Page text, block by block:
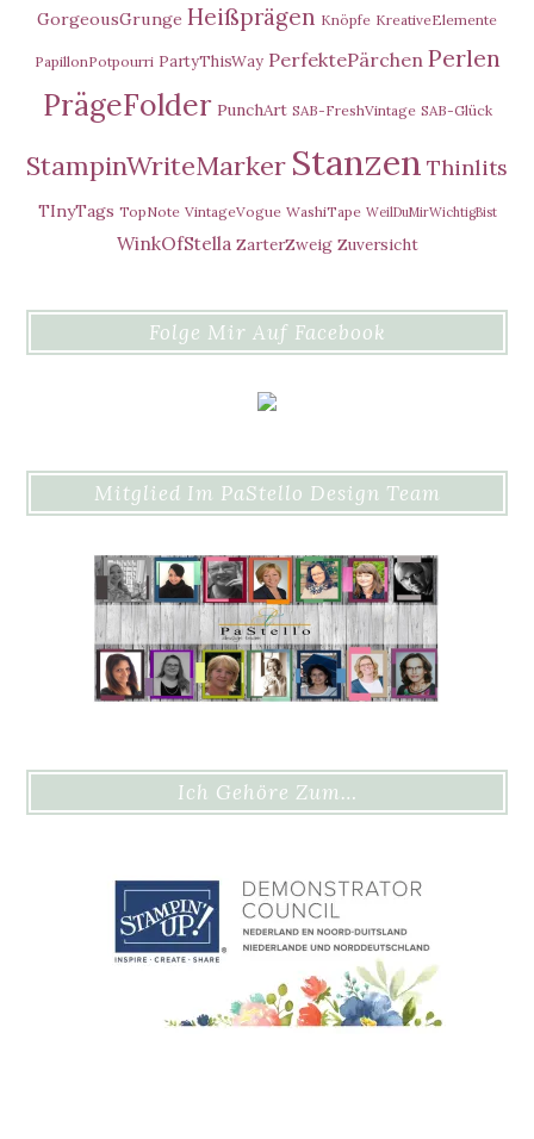
GorgeousGrunge Heißprägen Knöpfe KreativeElemente
PapillonPotpourri PartyThisWay PerfektePärchen Perlen
PrägeFolder PunchArt SAB-FreshVintage SAB-Glück
StampinWriteMarker Stanzen Thinlits
TInyTags TopNote VintageVogue WashiTape WeilDuMirWichtigBist
WinkOfStella ZarterZweig Zuversicht
Folge Mir Auf Facebook
Mitglied Im PaStello Design Team
Ich Gehöre Zum…